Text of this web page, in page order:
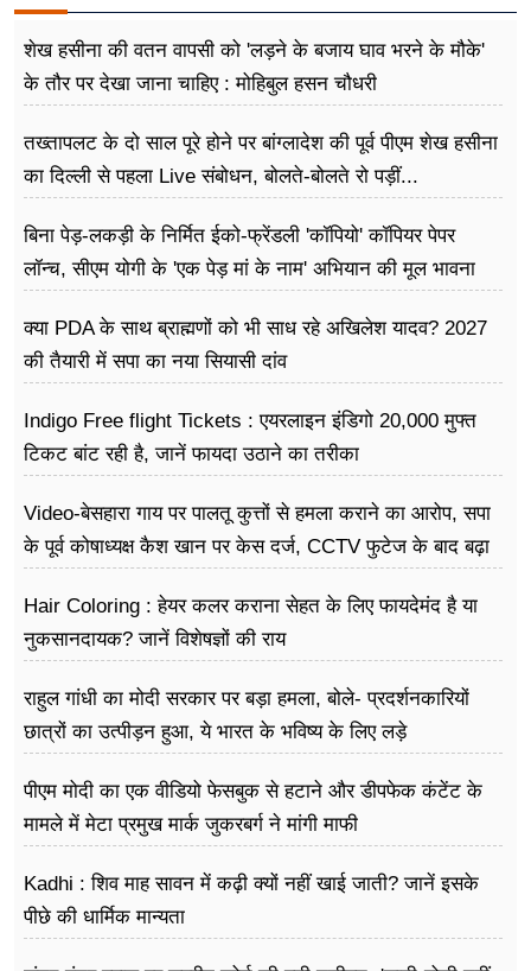
शेख हसीना की वतन वापसी को 'लड़ने के बजाय घाव भरने के मौके'
के तौर पर देखा जाना चाहिए : मोहिबुल हसन चौधरी
तख्तापलट के दो साल पूरे होने पर बांग्लादेश की पूर्व पीएम शेख हसीना
का दिल्ली से पहला Live संबोधन, बोलते-बोलते रो पड़ीं...
बिना पेड़-लकड़ी के निर्मित ईको-फ्रेंडली 'कॉपियो' कॉपियर पेपर
लॉन्च, सीएम योगी के 'एक पेड़ मां के नाम' अभियान की मूल भावना
क्या PDA के साथ ब्राह्मणों को भी साध रहे अखिलेश यादव? 2027
की तैयारी में सपा का नया सियासी दांव
Indigo Free flight Tickets : एयरलाइन इंडिगो 20,000 मुफ्त
टिकट बांट रही है, जानें फायदा उठाने का तरीका
Video-बेसहारा गाय पर पालतू कुत्तों से हमला कराने का आरोप, सपा
के पूर्व कोषाध्यक्ष कैश खान पर केस दर्ज, CCTV फुटेज के बाद बढ़ा
Hair Coloring : हेयर कलर कराना सेहत के लिए फायदेमंद है या
नुकसानदायक? जानें विशेषज्ञों की राय
राहुल गांधी का मोदी सरकार पर बड़ा हमला, बोले- प्रदर्शनकारियों
छात्रों का उत्पीड़न हुआ, ये भारत के भविष्य के लिए लड़े
पीएम मोदी का एक वीडियो फेसबुक से हटाने और डीपफेक कंटेंट के
मामले में मेटा प्रमुख मार्क जुकरबर्ग ने मांगी माफी
Kadhi : शिव माह सावन में कढ़ी क्यों नहीं खाई जाती? जानें इसके
पीछे की धार्मिक मान्यता